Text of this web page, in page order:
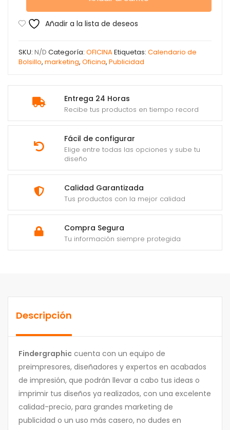
Entrega 24 Horas
Recibe tus productos en tiempo record
Fácil de configurar
Elige entre todas las opciones y sube tu
diseño
Calidad Garantizada
Tus productos con la mejor calidad
Compra Segura
Tu información siempre protegida
Añadir a la lista de deseos
SKU: N/D Categoría: OFICINAEtiquetas: Calendario de
Bolsillo, marketing, Oficina, Publicidad
Descripción
Findergraphic cuenta con un equipo de
preimpresores, diseñadores y expertos en acabados
de impresión, que podrán llevar a cabo tus ideas o
imprimir tus diseños ya realizados, con una excelente
calidad-precio, para grandes marketing de
publicidad o un uso más casero, no dudes en